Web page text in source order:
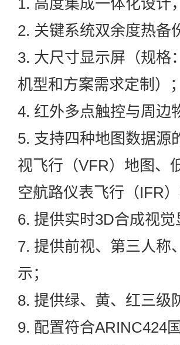
1. 高度集成一体化设计
2. 关键系统双余度热备
3. 大尺寸显示屏（规格
机型和方案需求定制）；
4. 红外多点触控与周边
5. 支持四种地图数据源
视飞行（VFR）地图、
空航路仪表飞行（IFR）
6. 提供实时3D合成视觉
7. 提供前视、第三人称
示；
8. 提供绿、黄、红三级
9. 配置符合ARINC424